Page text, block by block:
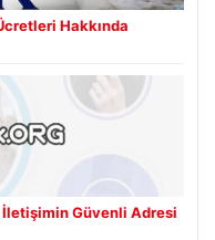
Hakkında
Güvenli Adresi